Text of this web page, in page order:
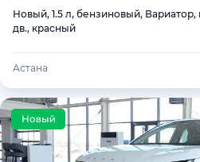
Новый, 1.5 л, бензиновый,
дв., красный
Астана